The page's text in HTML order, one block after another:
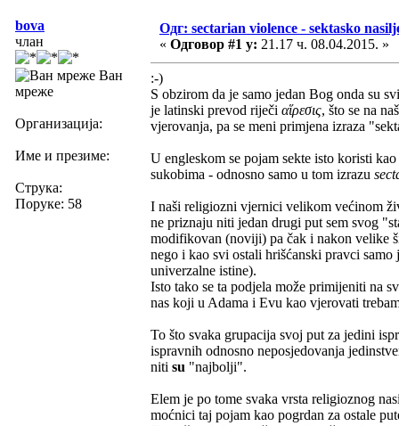
bova
члан
Ван
мреже
Организација:
Име и презиме:
Струка:
Поруке: 58
Одг: sectarian violence - sektasko
« Одговор #1 у: 21.17 ч. 08.04.2015. »
:-)
S obzirom da je samo jedan Bog onda su
je latinski prevod riječi αἵρεσις, što se na
vjerovanja, pa se meni primjena izraza
U engleskom se pojam sekte isto koristi
sukobima - odnosno samo u tom izrazu
I naši religiozni vjernici velikom većinom
ne priznaju niti jedan drugi put sem svog
modifikovan (noviji) pa čak i nakon velike
nego i kao svi ostali hrišćanski pravci
univerzalne istine).
Isto tako se ta podjela može primijeniti na
nas koji u Adama i Evu kao vjerovati
To što svaka grupacija svoj put za jedini
ispravnih odnosno neposjedovanja
niti su "najbolji".
Elem je po tome svaka vrsta religioznog
moćnici taj pojam kao pogrdan za ostale